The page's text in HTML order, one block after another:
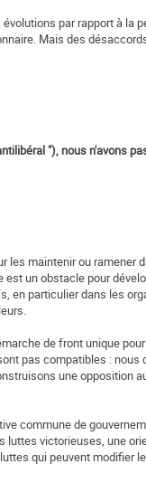
par rapport à la
Mais des
"), nous n'avons
maintenir ou ramener
un obstacle pour
particulier dans les
de front unique
pas compatibles :
une opposition
commune de
victorieuses, une
qui peuvent